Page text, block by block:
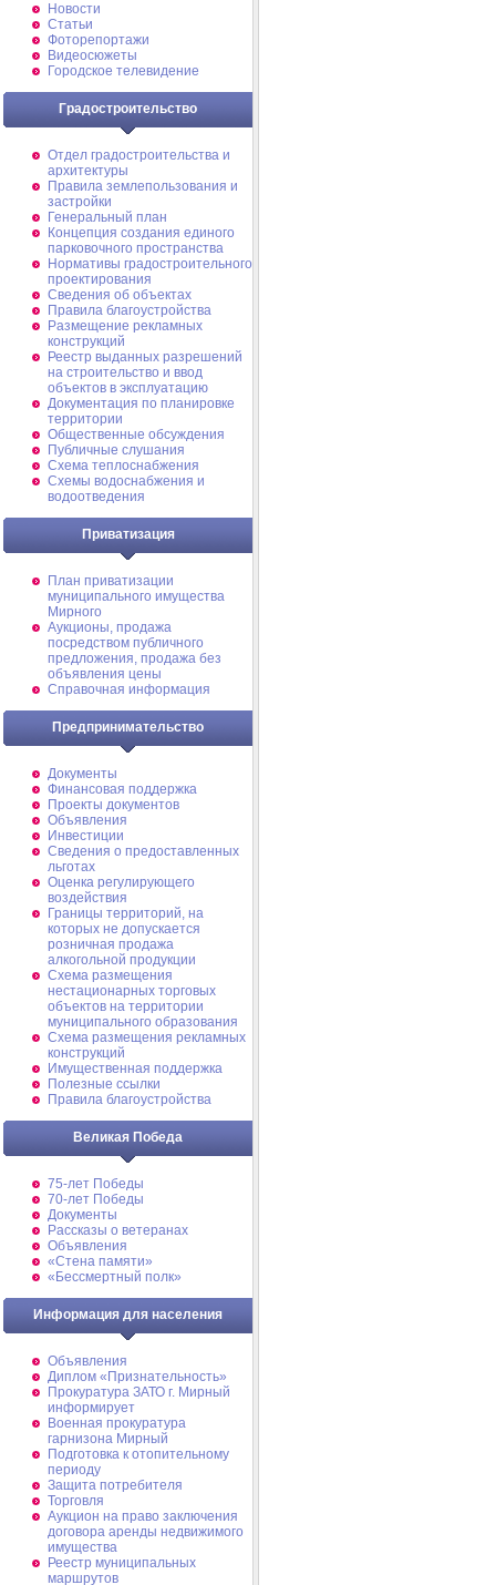
Новости
Статьи
Фоторепортажи
Видеосюжеты
Городское телевидение
Градостроительство
Отдел градостроительства и
архитектуры
Правила землепользования и
застройки
Генеральный план
Концепция создания единого
парковочного пространства
Нормативы градостроительного
проектирования
Сведения об объектах
Правила благоустройства
Размещение рекламных
конструкций
Реестр выданных разрешений
на строительство и ввод
объектов в эксплуатацию
Документация по планировке
территории
Общественные обсуждения
Публичные слушания
Схема теплоснабжения
Схемы водоснабжения и
водоотведения
Приватизация
План приватизации
муниципального имущества
Мирного
Аукционы, продажа
посредством публичного
предложения, продажа без
объявления цены
Справочная информация
Предпринимательство
Документы
Финансовая поддержка
Проекты документов
Объявления
Инвестиции
Сведения о предоставленных
льготах
Оценка регулирующего
воздействия
Границы территорий, на
которых не допускается
розничная продажа
алкогольной продукции
Схема размещения
нестационарных торговых
объектов на территории
муниципального образования
Схема размещения рекламных
конструкций
Имущественная поддержка
Полезные ссылки
Правила благоустройства
Великая Победа
75-лет Победы
70-лет Победы
Документы
Рассказы о ветеранах
Объявления
«Стена памяти»
«Бессмертный полк»
Информация для населения
Объявления
Диплом «Признательность»
Прокуратура ЗАТО г. Мирный
информирует
Военная прокуратура
гарнизона Мирный
Подготовка к отопительному
периоду
Защита потребителя
Торговля
Аукцион на право заключения
договора аренды недвижимого
имущества
Реестр муниципальных
маршрутов